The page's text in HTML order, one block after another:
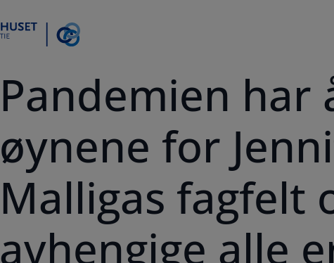
Pandemien har
øynene for
Malligas fagfelt
avhengige alle